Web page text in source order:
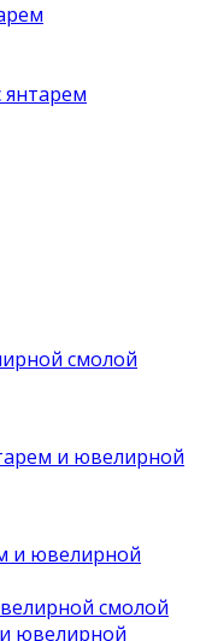
янтарем
смолой
и ювелирной
и ювелирной
смолой
ювелирной